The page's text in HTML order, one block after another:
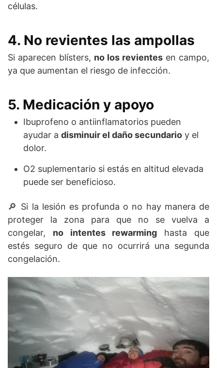
células.
4. No revientes las ampollas
Si aparecen blísters, no los revientes en campo,
ya que aumentan el riesgo de infección.
5. Medicación y apoyo
Ibuprofeno o antiinflamatorios pueden
ayudar a disminuir el daño secundario y el
dolor.
O2 suplementario si estás en altitud elevada
puede ser beneficioso.
🔎 Si la lesión es profunda o no hay manera de
proteger la zona para que no se vuelva a
congelar, no intentes rewarming hasta que
estés seguro de que no ocurrirá una segunda
congelación.